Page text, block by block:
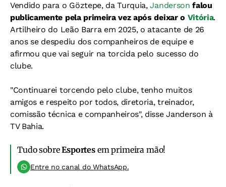
Vendido para o Göztepe, da Turquia,Janderson falou
publicamente pela primeira vez após deixar o Vitória.
Artilheiro do Leão Barra em 2025, o atacante de 26
anos se despediu dos companheiros de equipe e
afirmou que vai seguir na torcida pelo sucesso do
clube.
"Continuarei torcendo pelo clube, tenho muitos
amigos e respeito por todos, diretoria, treinador,
comissão técnica e companheiros", disse Janderson à
TV Bahia.
Tudo sobreEsportesem primeira mão!
Entre no canal do WhatsApp.